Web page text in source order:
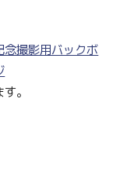
念撮影用バックボ
。